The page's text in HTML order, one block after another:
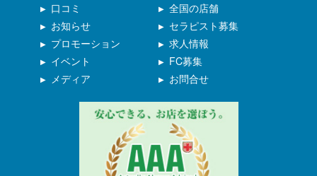
プロモーション
イベント
全国の店舗
メディア
セラピスト募集
求人情報
FC募集
口コミ
お問合せ
お知らせ